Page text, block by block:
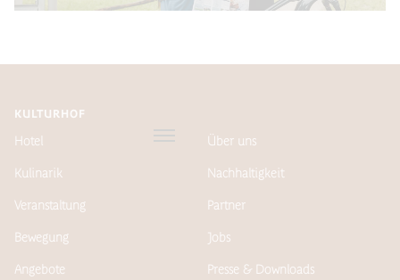
KULTURHOF
Hotel
Kulinarik
Veranstaltung
Bewegung
Angebote
Über uns
Nachhaltigkeit
Partner
Jobs
Presse & Downloads